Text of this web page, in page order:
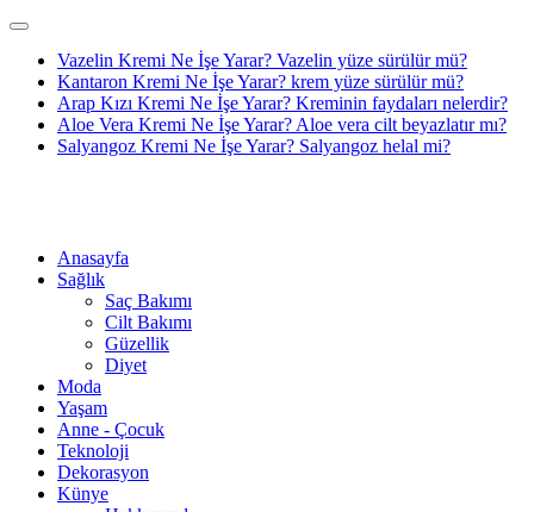
Vazelin Kremi Ne İşe Yarar? Vazelin yüze sürülür mü?
Kantaron Kremi Ne İşe Yarar? krem yüze sürülür mü?
Arap Kızı Kremi Ne İşe Yarar? Kreminin faydaları nelerdir?
Aloe Vera Kremi Ne İşe Yarar? Aloe vera cilt beyazlatır mı?
Salyangoz Kremi Ne İşe Yarar? Salyangoz helal mi?
Anasayfa
Sağlık
Saç Bakımı
Cilt Bakımı
Güzellik
Diyet
Moda
Yaşam
Anne - Çocuk
Teknoloji
Dekorasyon
Künye